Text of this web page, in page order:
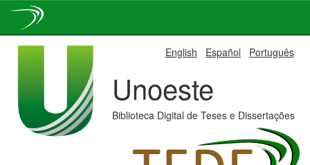
English Español Português
Unoeste
Biblioteca Digital de Teses e Dissertações